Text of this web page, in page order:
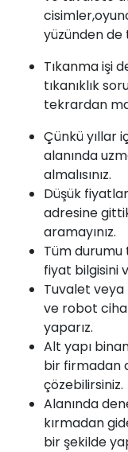
yüzünden de
Tıkanmaişi
tıkanıklık
tekrardan
Çünkü yıllar
alanında
almalısınız.
Düşük
adresine
aramayınız.
Tüm
fiyat bilgisini
Tuvalet
ve robot
yaparız.
Alt yapı
bir firmadan
çözebilirsiniz.
Alanında
kırmadan
bir şekilde